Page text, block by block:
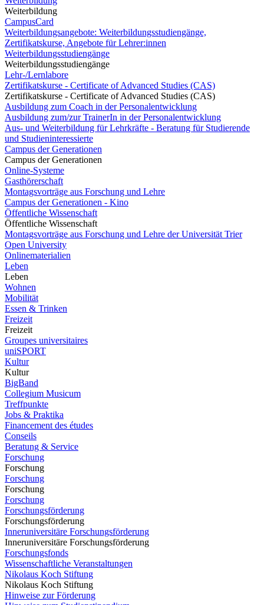
Weiterbildung
CampusCard
Weiterbildungsangebote: Weiterbildungsstudiengänge,
Zertifikatskurse, Angebote für Lehrer:innen
Weiterbildungsstudiengänge
Weiterbildungsstudiengänge
Lehr-/Lernlabore
Zertifikatskurse - Certificate of Advanced Studies (CAS)
Zertifikatskurse - Certificate of Advanced Studies (CAS)
Ausbildung zum Coach in der Personalentwicklung
Ausbildung zum/zur TrainerIn in der Personalentwicklung
Aus- und Weiterbildung für Lehrkräfte - Beratung für Studierende
und Studieninteressierte
Campus der Generationen
Campus der Generationen
Online-Systeme
Gasthörerschaft
Montagsvorträge aus Forschung und Lehre
Campus der Generationen - Kino
Öffentliche Wissenschaft
Öffentliche Wissenschaft
Montagsvorträge aus Forschung und Lehre der Universität Trier
Open University
Onlinematerialien
Leben
Leben
Wohnen
Mobilität
Essen & Trinken
Freizeit
Freizeit
Groupes universitaires
uniSPORT
Kultur
Kultur
BigBand
Collegium Musicum
Treffpunkte
Jobs & Praktika
Financement des études
Conseils
Beratung & Service
Forschung
Forschung
Forschung
Forschung
Forschung
Forschungsförderung
Forschungsförderung
Inneruniversitäre Forschungsförderung
Inneruniversitäre Forschungsförderung
Forschungsfonds
Wissenschaftliche Veranstaltungen
Nikolaus Koch Stiftung
Nikolaus Koch Stiftung
Hinweise zur Förderung